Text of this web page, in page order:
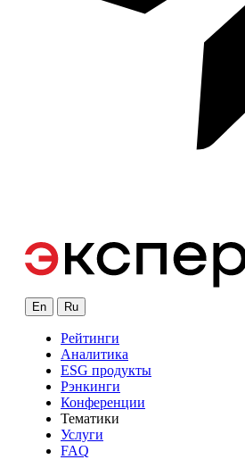
En Ru
Рейтинги
Аналитика
ESG продукты
Рэнкинги
Конференции
Тематики
Услуги
FAQ